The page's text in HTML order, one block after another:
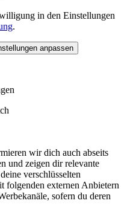
in den Einstellungen
.
anpassen
wir dich auch abseits
und zeigen dir relevante
verschlüsselten
folgenden externen Anbietern
sofern du deren